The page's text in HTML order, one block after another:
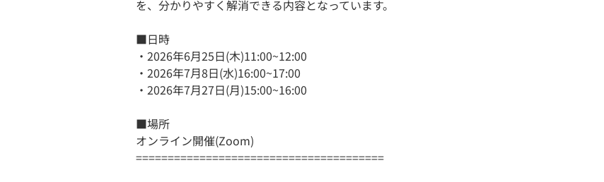
を、分かりやすく解消できる内容となっています。
■日時
・2026年6月25日(木)11:00~12:00
・2026年7月8日(水)16:00~17:00
・2026年7月27日(月)15:00~16:00
■場所
オンライン開催(Zoom)
=======================================